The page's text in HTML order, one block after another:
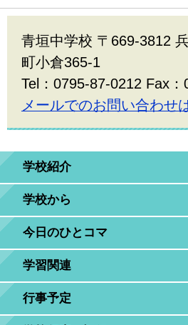
学校紹介
学校から
今日のひとコマ
学習関連
行事予定
青垣中学校 〒669-3812
町小倉365-1
Tel：0795-87-0212 Fax
メールでのお問い合わせ